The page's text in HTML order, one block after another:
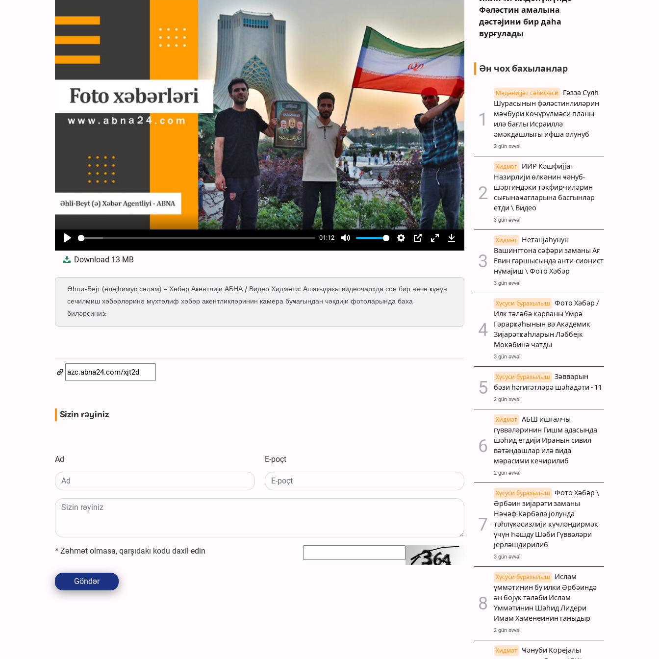
Play
01:12
Mute Settings
PIP EnterDownload
Download 13 MB
Әһли-Бејт (әлејһимус сәлам) – Хәбәр Аҝентлији АБНА / Видео Хидмәти: Ашағыдакы видеочархда сон бир нечә ҝүнүн
сечилмиш хәбәрләринә мүхтәлиф хәбәр аҝентликләринин камера буҹағындан чәкдији фотоларында баха
биләрсиниз:
Sizin rəyiniz
Ad E-poçt
* Zəhmət olmasa, qarşıdakı kodu daxil edin
Göndər
Фәләстин амалына
дәстәјини бир даһа
вурғулады
Ән чох бахыланлар
Мәдәнијјәт сәһифәси
Гәзза Сүлһ
Шурасынын фәләстинлиләрин
мәҹбури көчүрүлмәси планы
илә бағлы Исраиллә
әмәкдашлығы ифша олунуб
2 gün əvvəl
Хидмәт
ИИР Кәшфијјат
Назирлији өлкәнин ҹәнуб-
шәргиндәки тәкфирчиләрин
сығынаҹагларына басгынлар
етди \ Видео
3 gün əvvəl
Хидмәт
Нетанјаһунун
Вашингтона сәфәри заманы Ағ
Евин гаршысында анти-сионист
нүмајиш \ Фото Хәбәр
3 gün əvvəl
Хүсуси бурахылыш
Фото Хәбәр /
Илк тәләбә карваны Үмрә
Гәрарҝаһынын вә Академик
Зијарәтҝаһларын Ләббејк
Мокәбинә чатды
3 gün əvvəl
Хүсуси бурахылыш
Зәвварын
бәзи һәгигәтләрә шәһадәти - 11
2 gün əvvəl
Хидмәт
АБШ ишғалчы
гүввәләринин Гишм адасында
шәһид етдији Иранын сивил
вәтәндашлар илә вида
мәрасими кечирилиб
2 gün əvvəl
Хүсуси бурахылыш
Фото Хәбәр \
Әрбәин зијарәти заманы
Нәҹәф-Кәрбәла јолунда
тәһлүкәсизлији ҝүҹләндирмәк
үчүн Һәшду Шәби Гүввәләри
јерләшдирилиб
3 gün əvvəl
Хүсуси бурахылыш
Ислам
үммәтинин бу илки Әрбәиндә
ән бөјүк тәләби Ислам
Үммәтинин Шәһид Лидери
Имам Хаменеинин ганыдыр
2 gün əvvəl
Хидмәт
Ҹәнуби Корејалы